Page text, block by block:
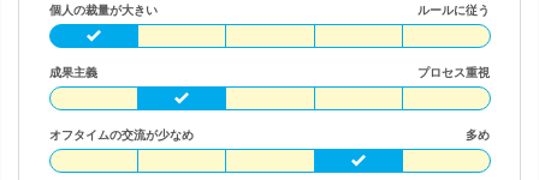
個人の裁量が大きい ルールに従う
成果主義 プロセス重視
オフタイムの交流が少なめ 多め